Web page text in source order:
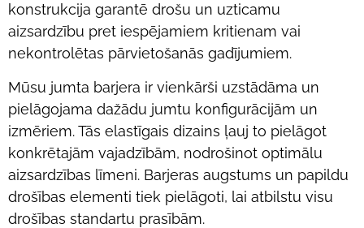
konstrukcija garantē drošu un uzticamu
aizsardzību pret iespējamiem kritienam vai
nekontrolētas pārvietošanās gadījumiem.
Mūsu jumta barjera ir vienkārši uzstādāma un
pielāgojama dažādu jumtu konfigurācijām un
izmēriem. Tās elastīgais dizains ļauj to pielāgot
konkrētajām vajadzībām, nodrošinot optimālu
aizsardzības līmeni. Barjeras augstums un papildu
drošības elementi tiek pielāgoti, lai atbilstu visu
drošības standartu prasībām.